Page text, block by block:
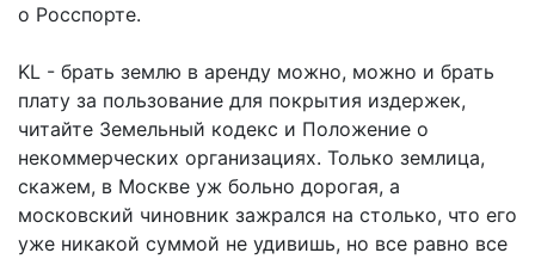
о Росспорте.
KL - брать землю в аренду можно, можно и брать
плату за пользование для покрытия издержек,
читайте Земельный кодекс и Положение о
некоммерческих организациях. Только землица,
скажем, в Москве уж больно дорогая, а
московский чиновник зажрался на столько, что его
уже никакой суммой не удивишь, но все равно все